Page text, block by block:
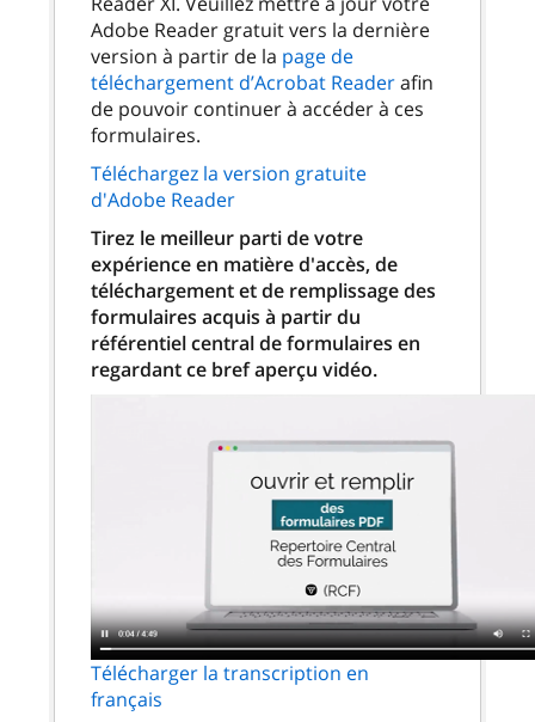
Adobe Reader gratuit vers la dernière
version à partir de la page de
téléchargement d’Acrobat Readerafin
de pouvoir continuer à accéder à ces
formulaires.
Téléchargez la version gratuite
d'Adobe Reader
Tirez le meilleur parti de votre
expérience en matière d'accès, de
téléchargement et de remplissage des
formulaires acquis à partir du
référentiel central de formulaires en
regardant ce bref aperçu vidéo.
Télécharger la transcription en
français